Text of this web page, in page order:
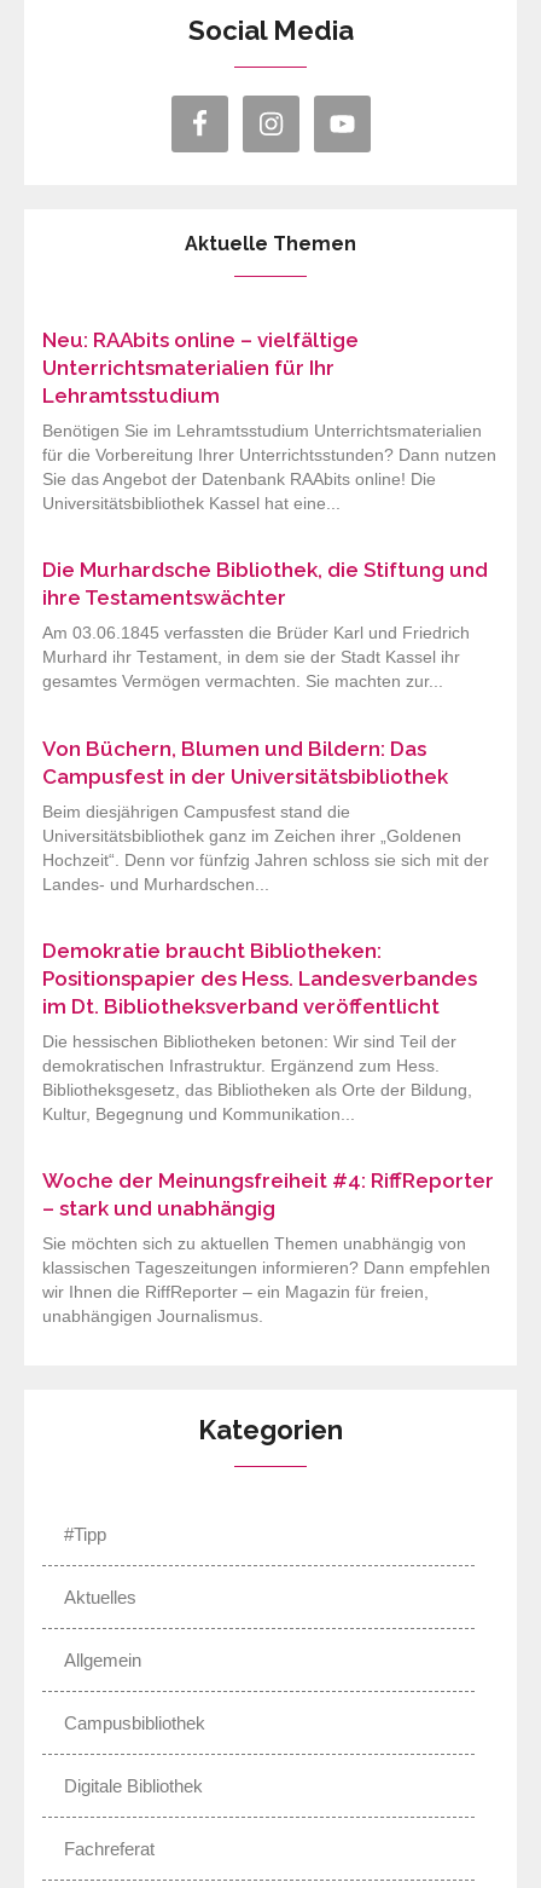
Social Media
Aktuelle Themen
Neu: RAAbits online – vielfältige
Unterrichtsmaterialien für Ihr
Lehramtsstudium
Benötigen Sie im Lehramtsstudium Unterrichtsmaterialien
für die Vorbereitung Ihrer Unterrichtsstunden? Dann nutzen
Sie das Angebot der Datenbank RAAbits online! Die
Universitätsbibliothek Kassel hat eine...
Die Murhardsche Bibliothek, die Stiftung und
ihre Testamentswächter
Am 03.06.1845 verfassten die Brüder Karl und Friedrich
Murhard ihr Testament, in dem sie der Stadt Kassel ihr
gesamtes Vermögen vermachten. Sie machten zur...
Von Büchern, Blumen und Bildern: Das
Campusfest in der Universitätsbibliothek
Beim diesjährigen Campusfest stand die
Universitätsbibliothek ganz im Zeichen ihrer „Goldenen
Hochzeit“. Denn vor fünfzig Jahren schloss sie sich mit der
Landes- und Murhardschen...
Demokratie braucht Bibliotheken:
Positionspapier des Hess. Landesverbandes
im Dt. Bibliotheksverband veröffentlicht
Die hessischen Bibliotheken betonen: Wir sind Teil der
demokratischen Infrastruktur. Ergänzend zum Hess.
Bibliotheksgesetz, das Bibliotheken als Orte der Bildung,
Kultur, Begegnung und Kommunikation...
Woche der Meinungsfreiheit #4: RiffReporter
– stark und unabhängig
Sie möchten sich zu aktuellen Themen unabhängig von
klassischen Tageszeitungen informieren? Dann empfehlen
wir Ihnen die RiffReporter – ein Magazin für freien,
unabhängigen Journalismus.
Kategorien
#Tipp
Aktuelles
Allgemein
Campusbibliothek
Digitale Bibliothek
Fachreferat